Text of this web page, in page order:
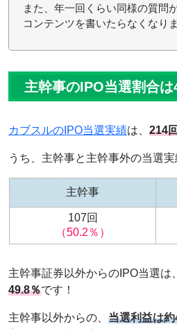
また、年一回くらい同様の質問
コンテンツを書いたらなくなりま
主幹事のIPO当選割合は
カブスルのIPO当選実績は、 214
うち、主幹事と主幹事外の当選実
主幹事
107回
（50.2％）
主幹事証券以外からのIPO当選は、
49.8％です！
主幹事以外からの、 当選利益は